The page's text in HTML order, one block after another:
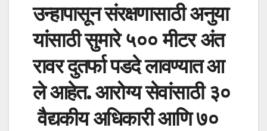
उन्हापासूनसंरक्षणासाठी अनुया
यांसाठीसुमारे ५०० मीटर अंत
रावरदुतर्फापडदेलावण्यातआ
ले आहेत.आरोग्यसेवांसाठी ३०
वैद्यकीय अधिकारीआणि ७०